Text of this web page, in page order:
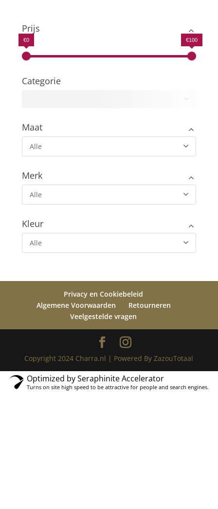
Prijs
€0 €100
Categorie
Maat
Alle
Merk
Alle
Kleur
Alle
Privacy en Cookiebeleid
Algemene Voorwaarden
Retourneren
Veelgestelde vragen
Copyright 2024 Charra.nl | Powered By ZazouTotaal
Optimized by Seraphinite Accelerator
Turns on site high speed to be attractive for people and search engines.